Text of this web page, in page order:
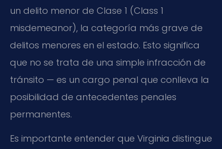
un delito menor de Clase 1 (Class 1
misdemeanor), la categoría más grave de
delitos menores en el estado. Esto significa
que no se trata de una simple infracción de
tránsito — es un cargo penal que conlleva la
posibilidad de antecedentes penales
permanentes.
Es importante entender que Virginia distingue